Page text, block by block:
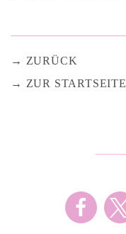
ZURÜCK
ZUR STARTSEITE